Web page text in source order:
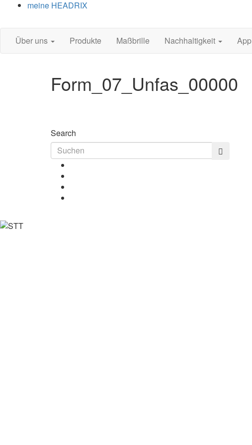
meine HEADRIX
Über uns Produkte Maßbrille Nachhaltigkeit App
Form_07_Unfas_00000
Search